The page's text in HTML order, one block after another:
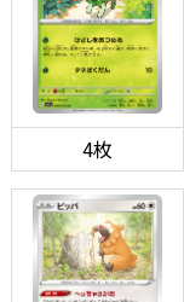
4枚